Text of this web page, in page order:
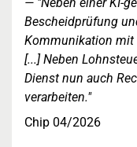
"Neben einer KI-
Bescheidprüfung
Kommunikation mit
[...] Neben
Dienst nun auch
verarbeiten."
Chip 04/2026